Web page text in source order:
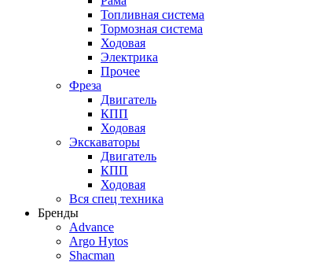
Топливная система
Тормозная система
Ходовая
Электрика
Прочее
Фреза
Двигатель
КПП
Ходовая
Экскаваторы
Двигатель
КПП
Ходовая
Вся спец техника
Бренды
Advance
Argo Hytos
Shacman